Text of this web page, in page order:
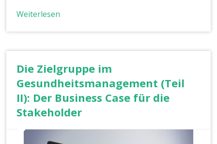
Weiterlesen
Die Zielgruppe im
Gesundheitsmanagement (Teil
II): Der Business Case für die
Stakeholder